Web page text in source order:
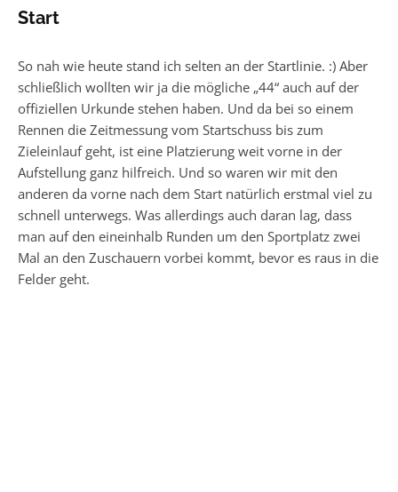
Start
So nah wie heute stand ich selten an der Startlinie. :) Aber
schließlich wollten wir ja die mögliche „44“ auch auf der
offiziellen Urkunde stehen haben. Und da bei so einem
Rennen die Zeitmessung vom Startschuss bis zum
Zieleinlauf geht, ist eine Platzierung weit vorne in der
Aufstellung ganz hilfreich. Und so waren wir mit den
anderen da vorne nach dem Start natürlich erstmal viel zu
schnell unterwegs. Was allerdings auch daran lag, dass
man auf den eineinhalb Runden um den Sportplatz zwei
Mal an den Zuschauern vorbei kommt, bevor es raus in die
Felder geht.